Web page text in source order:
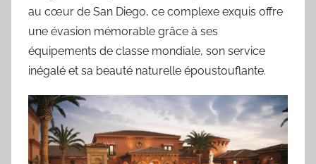
au cœur de San Diego, ce complexe exquis offre
une évasion mémorable grâce à ses
équipements de classe mondiale, son service
inégalé et sa beauté naturelle époustouflante.